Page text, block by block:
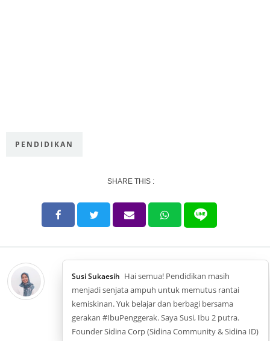
PENDIDIKAN
SHARE THIS :
Susi Sukaesih Hai semua! Pendidikan masih
menjadi senjata ampuh untuk memutus rantai
kemiskinan. Yuk belajar dan berbagi bersama
gerakan #IbuPenggerak. Saya Susi, Ibu 2 putra.
Founder Sidina Corp (Sidina Community & Sidina ID)